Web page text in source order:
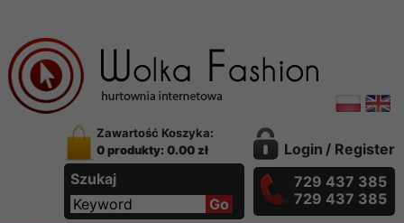
Zawartość Koszyka:
0 produkty: 0.00 zł
Szukaj
Login / Register
729 437 385
729 437 385